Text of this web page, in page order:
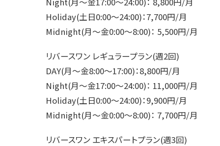
Holiday(土日0:00～24:00)：7,700円/月
Midnight(月～金0:00～8:00)： 5,500円/月
リバースワン レギュラープラン(週2回)
DAY(月～金8:00～17:00)：8,800円/月
Night(月～金17:00～24:00)： 11,000円/月
Holiday(土日0:00～24:00)：9,900円/月
Midnight(月～金0:00～8:00)： 7,700円/月
リバースワン エキスパートプラン(週3回)